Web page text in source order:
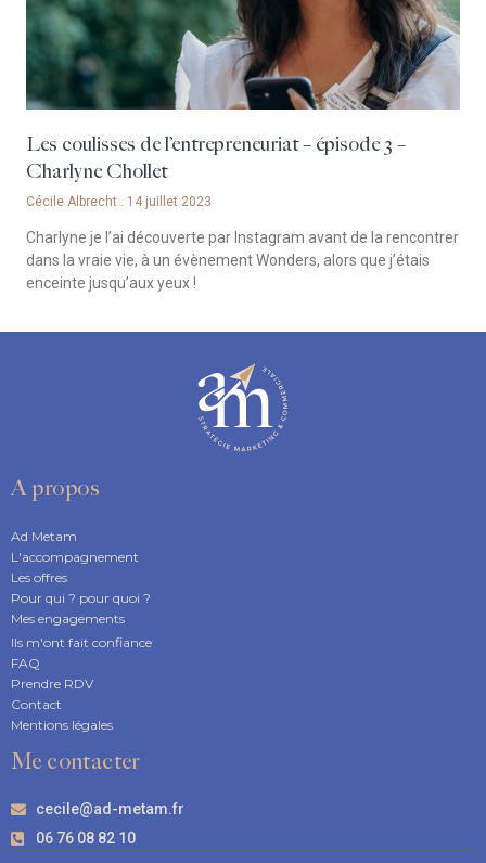
Les coulisses de l’entrepreneuriat – épisode 3 –
Charlyne Chollet
Cécile Albrecht 14 juillet 2023
Charlyne je l’ai découverte par Instagram avant de la rencontrer
dans la vraie vie, à un évènement Wonders, alors que j’étais
enceinte jusqu’aux yeux !
A propos
Ad Metam
L'accompagnement
Les offres
Pour qui ? pour quoi ?
Mes engagements
Ils m'ont fait confiance
FAQ
Prendre RDV
Contact
Mentions légales
Me contacter
cecile@ad-metam.fr
06 76 08 82 10